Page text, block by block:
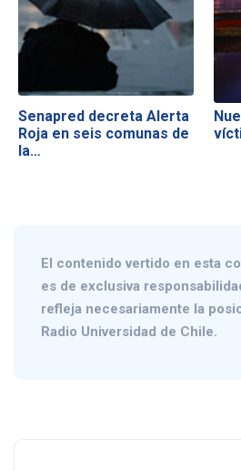
Senapred decreta Alerta
Roja en seis comunas de
la…
El contenido vertido en esta
es de exclusiva
refleja necesariamente la
Radio Universidad de Chile.